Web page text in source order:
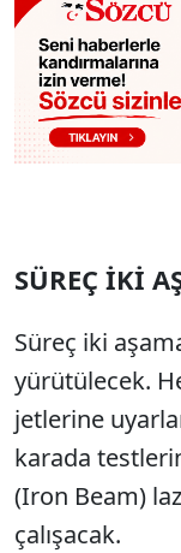
SÜREÇ İKİ
Süreç iki
yürütülecek.
jetlerine
karada
(Iron Beam)
çalışacak.